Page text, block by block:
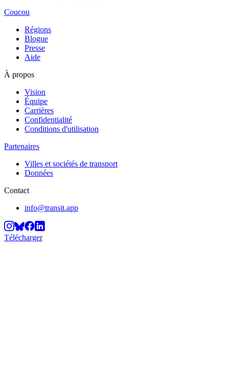
Coucou
Régions
Blogue
Presse
Aide
À propos
Vision
Équipe
Carrières
Confidentialité
Conditions d'utilisation
Partenaires
Villes et sociétés de transport
Données
Contact
info@transit.app
Télécharger